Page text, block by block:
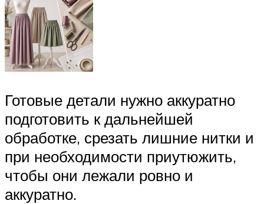
Готовые детали нужно аккуратно
подготовить к дальнейшей
обработке, срезать лишние нитки и
при необходимости приутюжить,
чтобы они лежали ровно и
аккуратно.